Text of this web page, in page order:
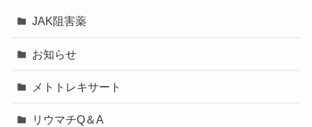
JAK阻害薬
お知らせ
メトトレキサート
リウマチQ＆A